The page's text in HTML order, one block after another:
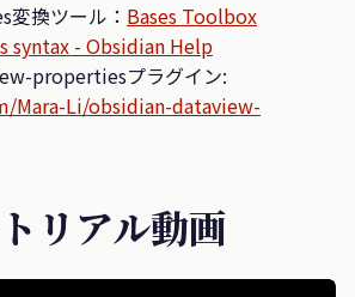
換ツール： Bases Toolbox
syntax - Obsidian Help
propertiesプラグイン:
Mara-Li/obsidian-dataview-
リアル動画